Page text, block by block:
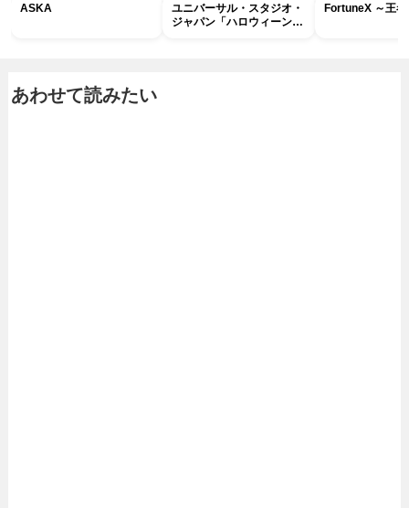
ASKA
ユニバーサル・スタジオ・
ジャパン「ハロウィーン・
FortuneX ～王
あわせて読みたい